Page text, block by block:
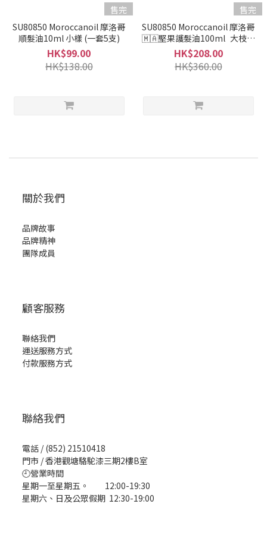
售完
SU80850 Moroccanoil 摩洛哥
順髮油10ml 小樣 (一套5支)
HK$99.00
HK$138.00
售完
SU80850 Moroccanoil 摩洛哥
🇲🇦堅果護髮油100ml 大枝裝
連泵
HK$208.00
HK$360.00
關於我們
品牌故事
品牌精神
團隊成員
顧客服務
聯絡我們
運送服務方式
付款服務方式
聯絡我們
電話 / (852) 21510418
門市 / 香港觀塘駱駝漆三期2樓B室
🕘營業時間
星期一至星期五。 12:00-19:30
星期六、日及公眾假期 12:30-19:00